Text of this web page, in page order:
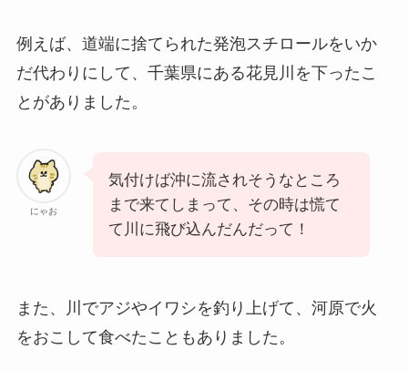
例えば、道端に捨てられた発泡スチロールをいか
だ代わりにして、千葉県にある花見川を下ったこ
とがありました。
にゃお
気付けば沖に流されそうなところ
まで来てしまって、その時は慌て
て川に飛び込んだんだって！
また、川でアジやイワシを釣り上げて、河原で火
をおこして食べたこともありました。